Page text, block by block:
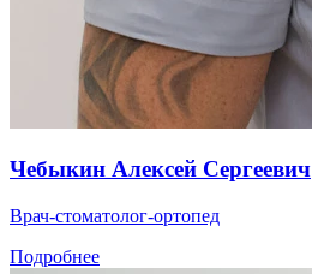
Чебыкин Алексей Сергеевич
Врач-стоматолог-ортопед
Подробнее